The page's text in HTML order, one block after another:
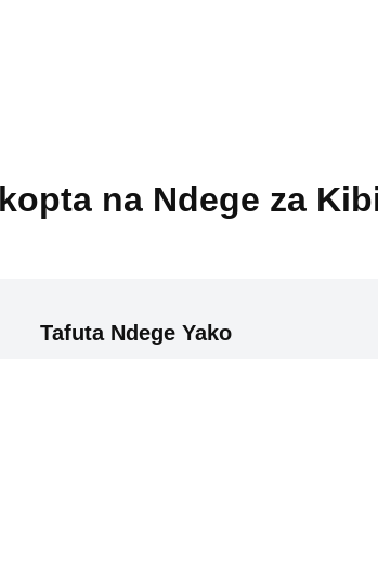
na Ndege za
Tafuta Ndege Yako